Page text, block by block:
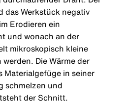
das Werkstück negativ
Erodieren ein
und wonach an der
mikroskopisch kleine
Die Wärme der
Materialgefüge in seiner
schmelzen und
der Schnitt.